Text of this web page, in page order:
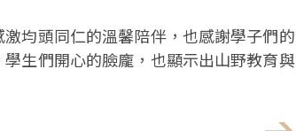
均頭同仁的溫馨陪伴，也感謝學子們的
生們開心的臉龐，也顯示出山野教育與